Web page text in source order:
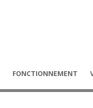
FONCTIONNEMENT